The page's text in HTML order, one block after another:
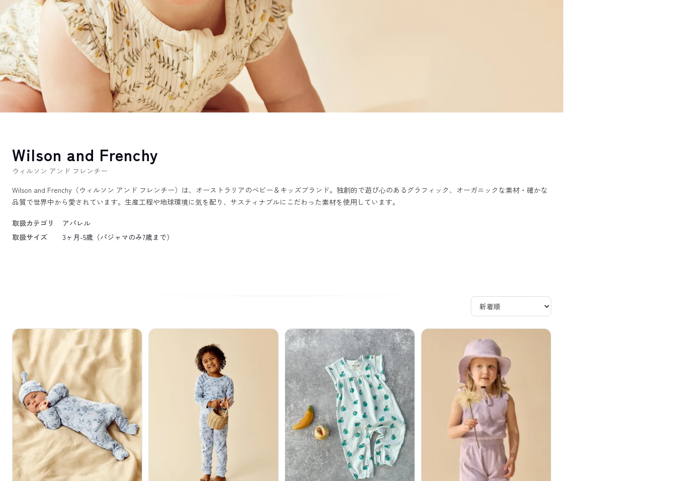
Wilson and Frenchy
ウィルソン アンド フレンチー
Wilson and Frenchy（ウィルソン アンド フレンチー）は、オーストラリアのベビー＆キッズブランド。独創的で遊び心のあるグラフィック、オーガニックな素材・確かな
品質で世界中から愛されています。生産工程や地球環境に気を配り、サスティナブルにこだわった素材を使用しています。
取扱カテゴリ
アパレル
取扱サイズ
3ヶ月-5歳（パジャマのみ7歳まで）